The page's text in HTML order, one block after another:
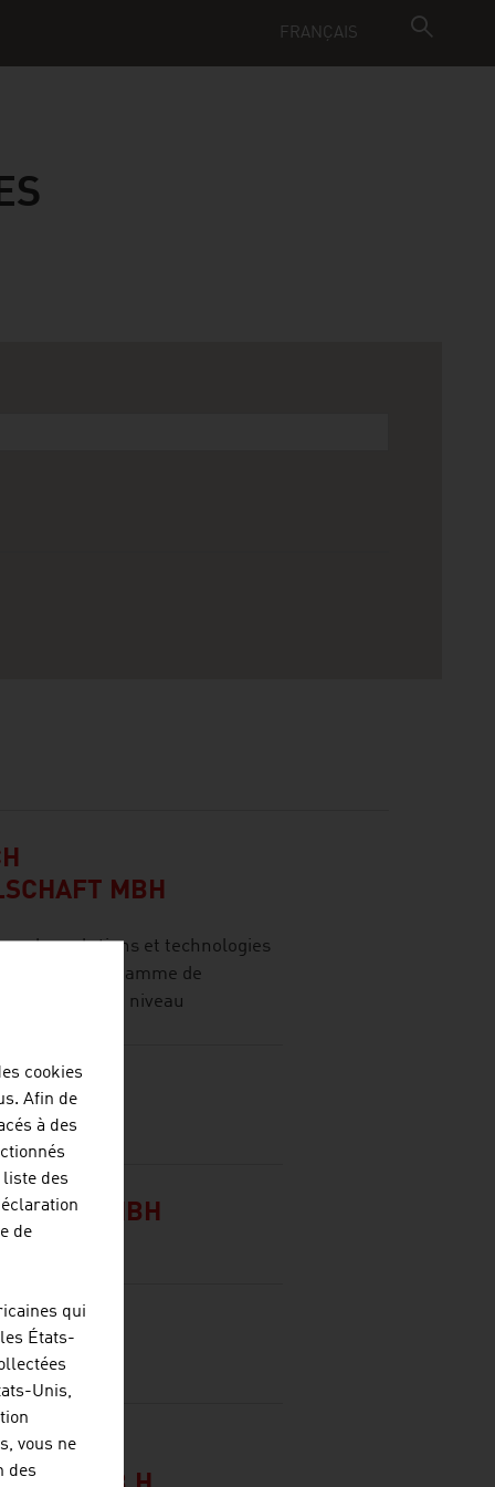
FRANÇAIS
MBH
des solutions et technologies
une large gamme de
de pointe au niveau
GMBH
GMBH
cookies
Afin de
à des
des
de
qui
États-
Unis,
vous ne
des